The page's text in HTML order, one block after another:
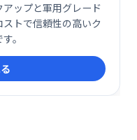
ップと軍用グレード
トで信頼性の高いク
。